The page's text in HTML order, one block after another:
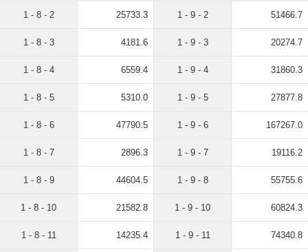
1 - 8 - 2 25733.3
1 - 8 - 3 4181.6
1 - 8 - 4 6559.4
1 - 8 - 5 5310.0
1 - 8 - 6 47790.5
1 - 8 - 7 2896.3
1 - 8 - 9 44604.5
1 - 8 - 10 21582.8
1 - 8 - 11 14235.4
1 - 9 - 2 51466.7
1 - 9 - 3 20274.7
1 - 9 - 4 31860.3
1 - 9 - 5 27877.8
1 - 9 - 6 167267.0
1 - 9 - 7 19116.2
1 - 9 - 8 55755.6
1 - 9 - 10 60824.3
1 - 9 - 11 74340.8